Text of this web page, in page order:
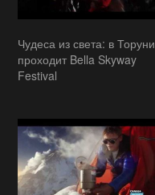
Чудеса из света: в Торуни
проходит Bella Skyway
Festival